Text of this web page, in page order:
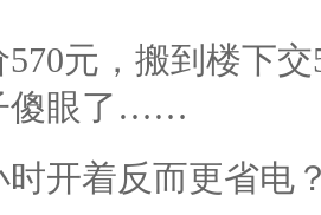
元，搬到楼下
傻眼了……
时开着反而更省电